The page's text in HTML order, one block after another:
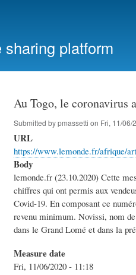
sharing platform
Au Togo, le coronavirus
Submitted bypmassetti on Fri, 11/06/
URL
https://www.lemonde.fr/afrique/
Body
lemonde.fr (23.10.2020) Cette
chiffres qui ont permis aux
Covid-19. En composant ce
revenu minimum. Novissi, nom
dans le Grand Lomé et dans la
Measure date
Fri, 11/06/2020 - 11:18